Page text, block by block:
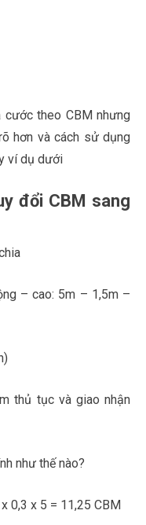
cước theo CBM nhưng
hơn và cách sử dụng
ví dụ dưới
đổi CBM sang
– cao: 5m – 1,5m –
thủ tục và giao nhận
như thế nào?
0,3 x 5 = 11,25 CBM